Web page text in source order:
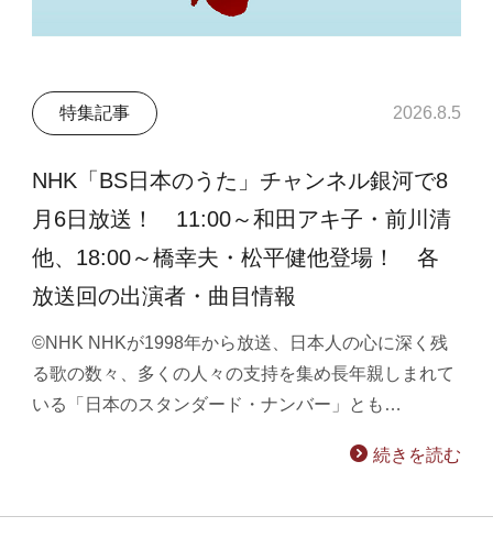
特集記事 2026.8.5
NHK「BS日本のうた」チャンネル銀河で8
月6日放送！ 11:00～和田アキ子・前川清
他、18:00～橋幸夫・松平健他登場！ 各
放送回の出演者・曲目情報
©NHK NHKが1998年から放送、日本人の心に深く残
る歌の数々、多くの人々の支持を集め長年親しまれて
いる「日本のスタンダード・ナンバー」とも…
続きを読む